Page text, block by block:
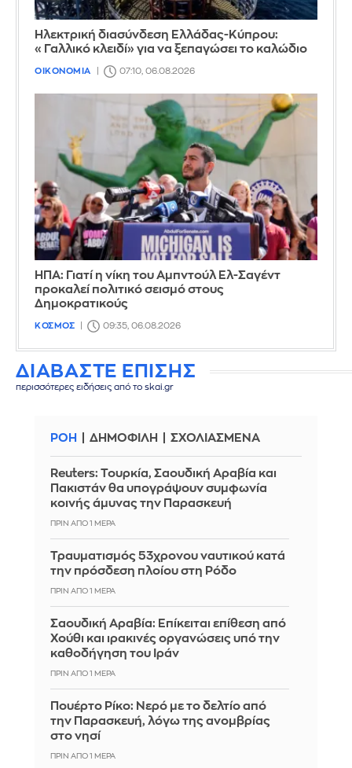
Ηλεκτρική διασύνδεση Ελλάδας-Κύπρου:
«Γαλλικό κλειδί» για να ξεπαγώσει το καλώδιο
ΟΙΚΟΝΟΜΙΑ 07:10, 06.08.2026
ΗΠΑ: Γιατί η νίκη του Αμπντούλ Ελ-Σαγέντ
προκαλεί πολιτικό σεισμό στους
Δημοκρατικούς
ΚΟΣΜΟΣ 09:35, 06.08.2026
ΔΙΑΒΑΣΤΕ ΕΠΙΣΗΣ
περισσότερες ειδήσεις από το skai.gr
ΡΟΗ ΔΗΜΟΦΙΛΗ ΣΧΟΛΙΑΣΜΕΝΑ
Reuters: Τουρκία, Σαουδική Αραβία και
Πακιστάν θα υπογράψουν συμφωνία
κοινής άμυνας την Παρασκευή
ΠΡΙΝ ΑΠΌ 1 ΜΈΡΑ
Τραυματισμός 53χρονου ναυτικού κατά
την πρόσδεση πλοίου στη Ρόδο
ΠΡΙΝ ΑΠΌ 1 ΜΈΡΑ
Σαουδική Αραβία: Επίκειται επίθεση από
Χούθι και ιρακινές οργανώσεις υπό την
καθοδήγηση του Ιράν
ΠΡΙΝ ΑΠΌ 1 ΜΈΡΑ
Πουέρτο Ρίκο: Νερό με το δελτίο από
την Παρασκευή, λόγω της ανομβρίας
στο νησί
ΠΡΙΝ ΑΠΌ 1 ΜΈΡΑ